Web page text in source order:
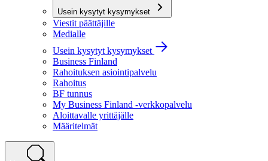
Usein kysytyt kysymykset
Viestit päättäjille
Medialle
Usein kysytyt kysymykset
Business Finland
Rahoituksen asiointipalvelu
Rahoitus
BF tunnus
My Business Finland -verkkopalvelu
Aloittavalle yrittäjälle
Määritelmät